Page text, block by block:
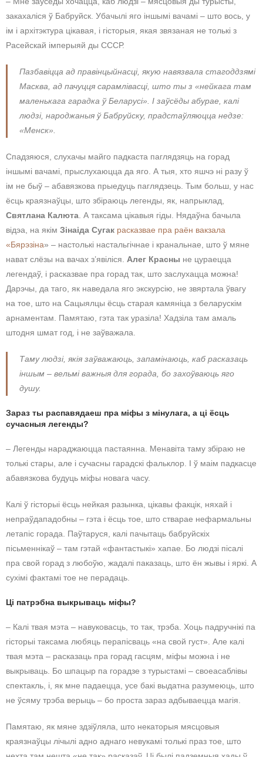
закахаліся ў Бабруйск. Убачылі яго іншымі вачамі – што вось, у
ім і архітэктура цікавая, і гісторыя, якая звязаная не толькі з
Расейскай імперыяй ды СССР.
Пазбавіцца ад правінцыйнасці, якую навязвала стагоддзямі
Масква, ад пачуцця сарамлівасці, што ты з «нейкага там
маленькага гарадка ў Беларусі». І заўсёды абурае, калі
людзі, народжаныя ў Бабруйску, прадстаўляюцца недзе:
«Менск».
Спадзяюся, слухачы майго падкаста паглядзяць на горад
іншымі вачамі, прыслухаюцца да яго. А тыя, хто яшчэ ні разу ў
ім не быў – абавязкова прыедуць паглядзець. Тым больш, у нас
ёсць краязнаўцы, што збіраюць легенды, як, напрыклад,
Святлана Калюта . А таксама цікавыя гіды. Нядаўна бачыла
відэа, на якім Зінаіда Сугак расказвае пра раён вакзала
«Бярэзіна» – настолькі настальгічнае і кранальнае, што ў мяне
нават слёзы на вачах з’явіліся. Алег Красны не цураецца
легендаў, і расказвае пра горад так, што заслухацца можна!
Дарэчы, да таго, як наведала яго экскурсію, не звяртала ўвагу
на тое, што на Сацыялцы ёсць старая камяніца з беларускім
арнаментам. Памятаю, гэта так уразіла! Хадзіла там амаль
штодня шмат год, і не заўважала.
Таму людзі, якія заўважаюць, запамінаюць, каб расказаць
іншым – вельмі важныя для горада, бо захоўваюць яго
душу.
Зараз ты распавядаеш пра міфы з мінулага, а ці ёсць
сучасныя легенды?
– Легенды нараджаюцца пастаянна. Менавіта таму збіраю не
толькі стары, але і сучасны гарадскі фальклор. І ў маім падкасце
абавязкова будуць міфы новага часу.
Калі ў гісторыі ёсць нейкая разынка, цікавы факцік, няхай і
непраўдападобны – гэта і ёсць тое, што стварае нефармальны
летапіс горада. Паўтаруся, калі пачытаць бабруйскіх
пісьменнікаў – там гэтай «фантастыкі» хапае. Бо людзі пісалі
пра свой горад з любоўю, жадалі паказаць, што ён жывы і яркі. А
сухімі фактамі тое не перадаць.
Ці патрэбна выкрываць міфы?
– Калі твая мэта – навуковасць, то так, трэба. Хоць падручнікі па
гісторыі таксама любяць перапісваць «на свой густ». Але калі
твая мэта – расказаць пра горад гасцям, міфы можна і не
выкрываць. Бо шпацыр па горадзе з турыстамі – своеасаблівы
спектакль, і, як мне падаецца, усе бакі выдатна разумеюць, што
не ўсяму трэба верыць – бо проста зараз адбываецца магія.
Памятаю, як мяне здзіўляла, што некаторыя мясцовыя
краязнаўцы лічылі адно аднаго невукамі толькі праз тое, што